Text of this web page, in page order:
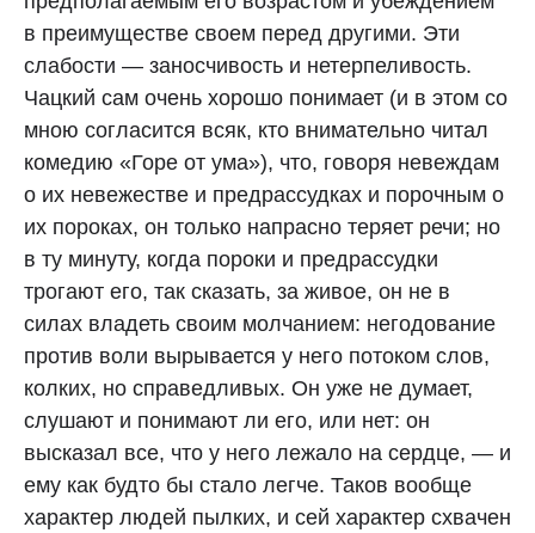
в преимуществе своем перед другими. Эти
слабости — заносчивость и нетерпеливость.
Чацкий сам очень хорошо понимает (и в этом со
мною согласится всяк, кто внимательно читал
комедию «Горе от ума»), что, говоря невеждам
о их невежестве и предрассудках и порочным о
их пороках, он только напрасно теряет речи; но
в ту минуту, когда пороки и предрассудки
трогают его, так сказать, за живое, он не в
силах владеть своим молчанием: негодование
против воли вырывается у него потоком слов,
колких, но справедливых. Он уже не думает,
слушают и понимают ли его, или нет: он
высказал все, что у него лежало на сердце, — и
ему как будто бы стало легче. Таков вообще
характер людей пылких, и сей характер схвачен